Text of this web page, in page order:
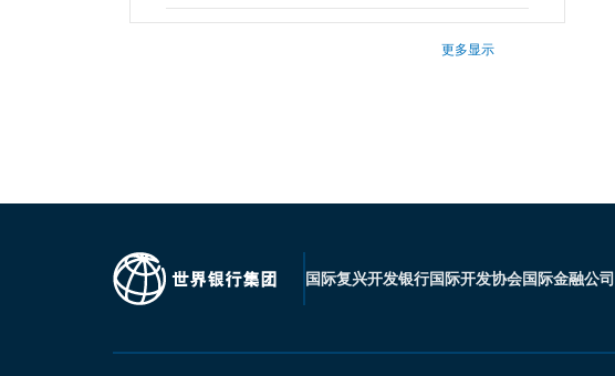
更多显示
国际复兴开发银行国际开发协会国际金融公司